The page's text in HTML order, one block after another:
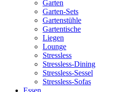
Garten
Garten-Sets
Gartenstühle
Gartentische
Liegen
Lounge
Stressless
Stressless-Dining
Stressless-Sessel
Stressless-Sofas
Essen